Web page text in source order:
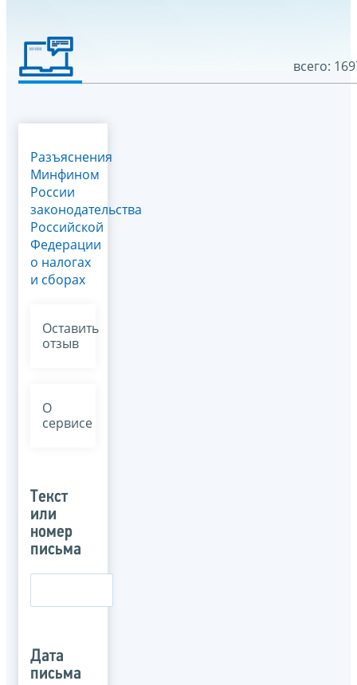
всего:
Разъяснения
Минфином
России
законодательства
Российской
Федерации
о налогах
и сборах
Оставить
отзыв
О
сервисе
Текст
или
номер
письма
Дата
письма